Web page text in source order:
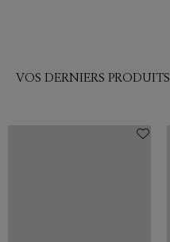
VOS DERNIERS